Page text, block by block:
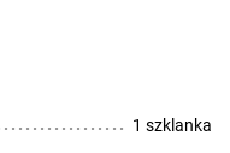
1 szklanka